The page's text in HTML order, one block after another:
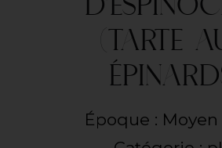
(TARTE
Époque :